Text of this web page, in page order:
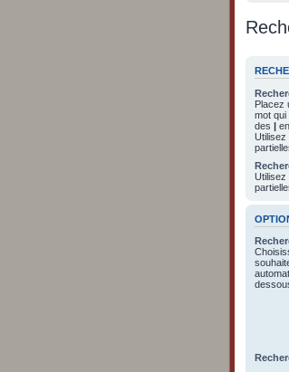
Placez
mot
des |
Utilisez
Utilisez